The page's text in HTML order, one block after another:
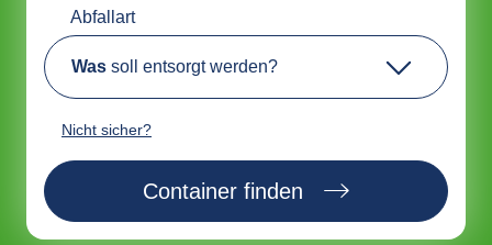
Abfallart
Was soll entsorgt werden?
Nicht sicher?
Container finden